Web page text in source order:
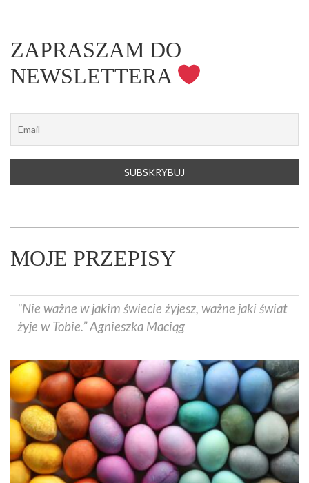
ZAPRASZAM DO
NEWSLETTERA
MOJE PRZEPISY
"Nie ważne w jakim świecie żyjesz, ważne jaki świat
żyje w Tobie.” Agnieszka Maciąg